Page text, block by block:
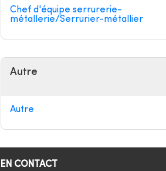
Chef d'équipe serrurerie-
métallerie/Serrurier-métallier
Autre
Autre
CONTACT